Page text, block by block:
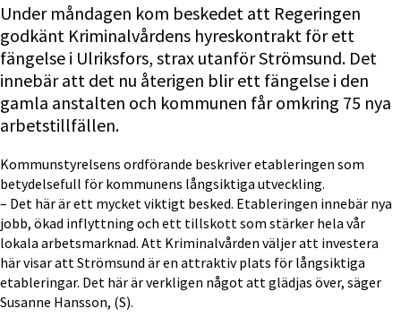
Under måndagen kom beskedet att Regeringen
godkänt Kriminalvårdens hyreskontrakt för ett
fängelse i Ulriksfors, strax utanför Strömsund. Det
innebär att det nu återigen blir ett fängelse i den
gamla anstalten och kommunen får omkring 75 nya
arbetstillfällen.
Kommunstyrelsens ordförande beskriver etableringen som
betydelsefull för kommunens långsiktiga utveckling.
– Det här är ett mycket viktigt besked. Etableringen innebär nya
jobb, ökad inflyttning och ett tillskott som stärker hela vår
lokala arbetsmarknad. Att Kriminalvården väljer att investera
här visar att Strömsund är en attraktiv plats för långsiktiga
etableringar. Det här är verkligen något att glädjas över, säger
Susanne Hansson, (S).